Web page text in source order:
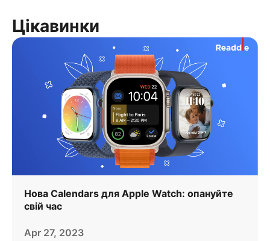
Цікавинки
Нова Calendars для Apple Watch: опануйте
свій час
Apr 27, 2023